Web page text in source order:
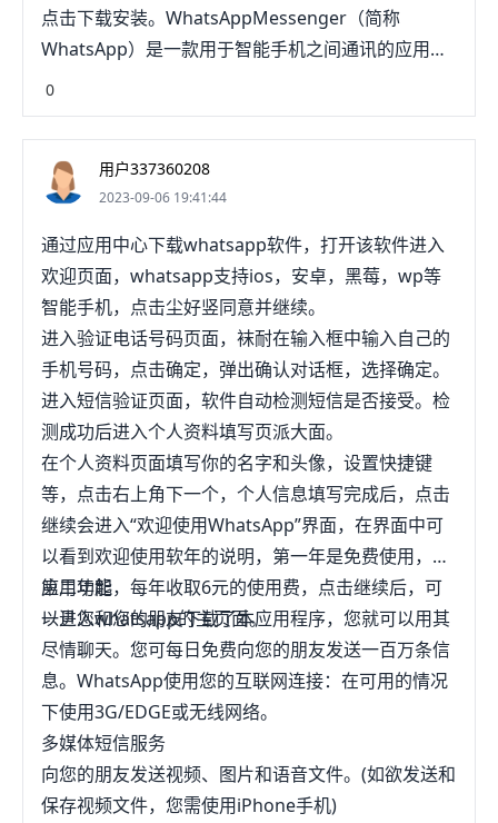
点击下载安装。WhatsAppMessenger（简称
WhatsApp）是一款用于智能手机之间通讯的应用程
序，支持iPhone手机和Android手机。本应用程序借
助推送通知服务，可以即刻接收亲友和同事发送的信
息。可免费从发送手机短信转为使用WhatsApp程
序，以发送和接收信息、图片、音频文件和视频信
息。WhatsApp是基于手机号码注册的，在注册的时
候，用户需要输入手机号码，并接受一条验证短信，
然后WhatsApp会搜索如李态用户的手机扰春联系人
中已经在使用的人并自动添加到用户的手机联系人名
单里。Facebook2014年2月19日宣布，该公司已经
同快速成长的跨平台移动消息公司WhatsApp达成最
终协议，将以大约190亿美元的价格收购
WhatsApp。希望借此提高人气。2014年10月3日，
欧盟渣源反垄断监管机构正式批准了Facebook收购
移动消息初创公司WhatsApp的交易。
0
用户337360208
2023-09-06 19:41:44
通过应用中心下载whatsapp软件，打开该软件进入
欢迎页面，whatsapp支持ios，安卓，黑莓，wp等
智能手机，点击尘好竖同意并继续。
进入验证电话号码页面，袜耐在输入框中输入自己的
手机号码，点击确定，弹出确认对话框，选择确定。
进入短信验证页面，软件自动检测短信是否接受。检
测成功后进入个人资料填写页派大面。
在个人资料页面填写你的名字和头像，设置快捷键
等，点击右上角下一个，个人信息填写完成后，点击
继续会进入“欢迎使用WhatsApp”界面，在界面中可
以看到欢迎使用软年的说明，第一年是免费使用，从
第二年起，每年收取6元的使用费，点击继续后，可
以进入whatsapp的主页面。
应用功能
一旦您和您的朋友下载了本应用程序，您就可以用其
尽情聊天。您可每日免费向您的朋友发送一百万条信
息。WhatsApp使用您的互联网连接：在可用的情况
下使用3G/EDGE或无线网络。
多媒体短信服务
向您的朋友发送视频、图片和语音文件。(如欲发送和
保存视频文件，您需使用iPhone手机)